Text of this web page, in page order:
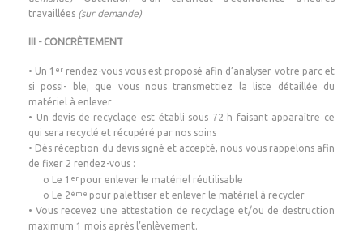
travaillées (sur demande)
III - CONCRÈTEMENT
• Un 1 er rendez-vous vous est proposé afin d’analyser votre parc et
si possi- ble, que vous nous transmettiez la liste détaillée du
matériel à enlever
• Un devis de recyclage est établi sous 72 h faisant apparaître ce
qui sera recyclé et récupéré par nos soins
• Dès réception du devis signé et accepté, nous vous rappelons afin
de fixer 2 rendez-vous :
o Le 1 er pour enlever le matériel réutilisable
o Le 2ème pour palettiser et enlever le matériel à recycler
• Vous recevez une attestation de recyclage et/ou de destruction
maximum 1 mois après l’enlèvement.